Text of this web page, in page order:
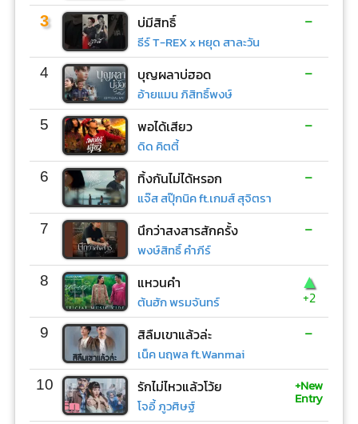
3 บ่มีสิทธิ์
ธีร์ T-REX x หยุด สาละวัน
-
4 บุญผลาบ่ฮอด
อ้ายแมน ภิสิทธิ์พงษ์
-
5 พอได้เสียว
ดิด คิตตี้
-
6 ทิ้งกันไม่ได้หรอก
แจ๊ส สปุ๊กนิค ft.เกมส์ สุจิตรา
-
7 นึกว่าสงสารสักครั้ง
พงษ์สิทธิ์ คำภีร์
-
8 แหวนคำ
ต้นฮัก พรมจันทร์
▲
+2
9 สิลืมเขาแล้วล่ะ
เน็ค นฤพล ft.Wanmai
-
10 รักไม่ไหวแล้วโว้ย
โจอี้ ภูวศิษฐ์
+New
Entry